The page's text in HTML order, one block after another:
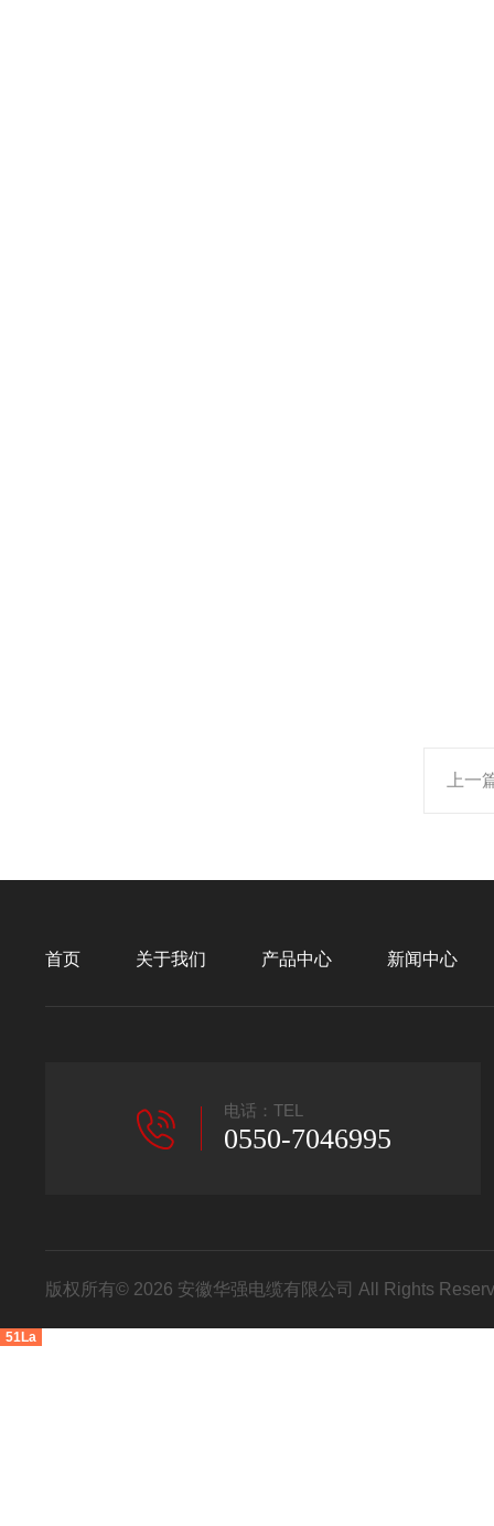
上一
首页 关于我们 产品中心 新闻中心
电话：TEL
0550-7046995
版权所有© 2026 安徽华强电缆有限公司 All Rights
51La